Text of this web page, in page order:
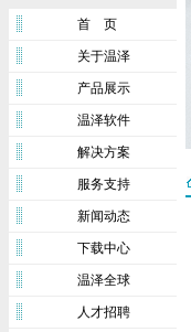
首 页
关于温泽
产品展示
温泽软件
解决方案
服务支持
新闻动态
下载中心
温泽全球
人才招聘